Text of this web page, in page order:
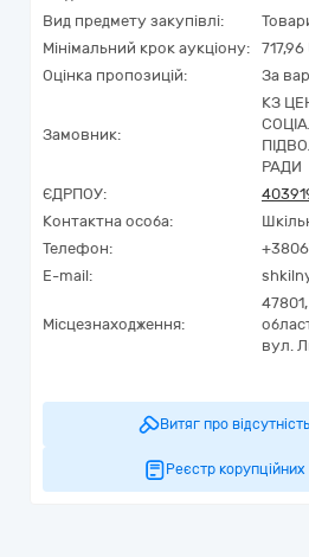
Вид предмету закупівлі:
Мінімальний крок аукціону:
717,96
Оцінка пропозицій:
За
Замовник:
КЗ
РАДИ
ЄДРПОУ:
Контактна особа:
Телефон:
E-mail:
Місцезнаходження:
47801,
вул.
Витяг про
Реєстр